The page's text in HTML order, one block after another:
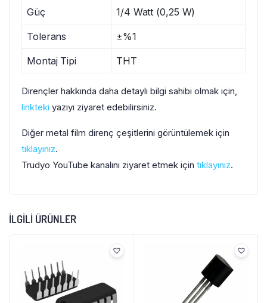
Güç 1/4 Watt (0,25 W)
Tolerans ±%1
Montaj Tipi THT
Dirençler hakkında daha detaylı bilgi sahibi olmak için,
linkteki yazıyı ziyaret edebilirsiniz.
Diğer metal film direnç çeşitlerini görüntülemek için
tıklayınız.
Trudyo YouTube kanalını ziyaret etmek için tıklayınız.
İLGILI ÜRÜNLER